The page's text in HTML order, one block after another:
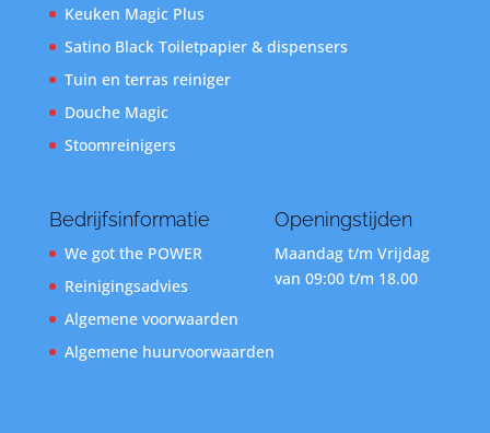
Keuken Magic Plus
Satino Black Toiletpapier & dispensers
Tuin en terras reiniger
Douche Magic
Stoomreinigers
Bedrijfsinformatie
We got the POWER
Reinigingsadvies
Algemene voorwaarden
Algemene huurvoorwaarden
Openingstijden
Maandag t/m Vrijdag
van 09:00 t/m 18.00